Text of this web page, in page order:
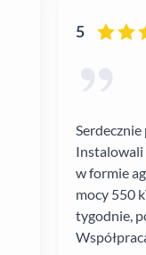
5
Instalowali
w formie
mocy 550
tygodnie,